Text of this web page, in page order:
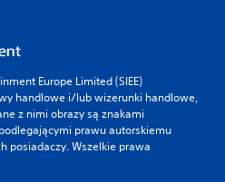
Europe Limited (SIEE)
handlowe i/lub wizerunki handlowe,
z nimi obrazy są znakami
prawu autorskiemu
posiadaczy. Wszelkie prawa